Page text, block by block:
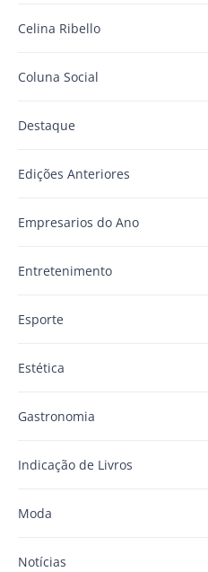
Celina Ribello
Coluna Social
Destaque
Edições Anteriores
Empresarios do Ano
Entretenimento
Esporte
Estética
Gastronomia
Indicação de Livros
Moda
Notícias